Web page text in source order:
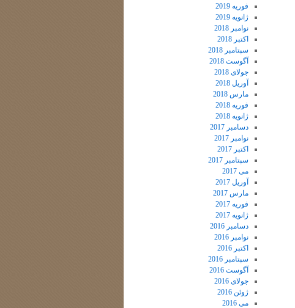
فوریه 2019
ژانویه 2019
نوامبر 2018
اکتبر 2018
سپتامبر 2018
آگوست 2018
جولای 2018
آوریل 2018
مارس 2018
فوریه 2018
ژانویه 2018
دسامبر 2017
نوامبر 2017
اکتبر 2017
سپتامبر 2017
می 2017
آوریل 2017
مارس 2017
فوریه 2017
ژانویه 2017
دسامبر 2016
نوامبر 2016
اکتبر 2016
سپتامبر 2016
آگوست 2016
جولای 2016
ژوئن 2016
می 2016